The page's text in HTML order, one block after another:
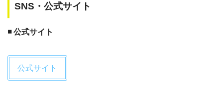
るじゃないか！アンセルのIMDbにも映
SNS・公式サイト
◾️ 公式サイト
公式サイト